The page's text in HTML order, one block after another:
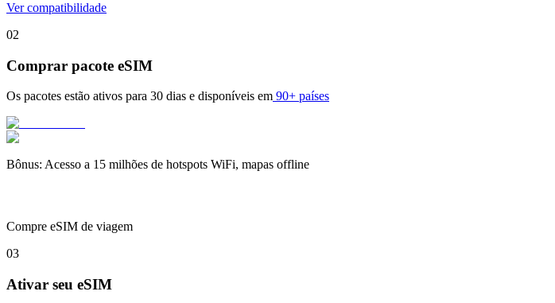
Ver compatibilidade
02
Comprar pacote eSIM
Os pacotes estão ativos para 30 dias e disponíveis em 90+ países
Bônus: Acesso a 15 milhões de hotspots WiFi, mapas offline
Compre eSIM de viagem
03
Ativar seu eSIM